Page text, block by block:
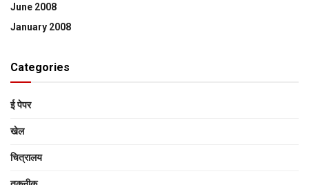
June 2008
January 2008
Categories
ई पेपर
खेल
चित्रालय